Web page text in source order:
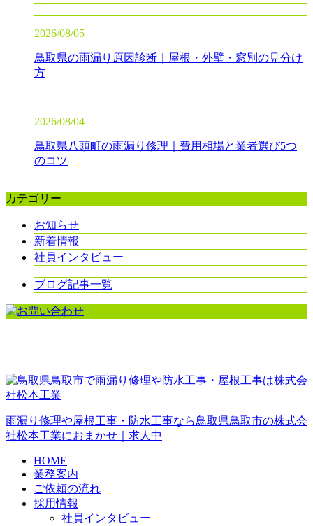
2026/08/05
鳥取県の雨漏り原因診断｜屋根・外壁・窓別の見分け
方
2026/08/04
鳥取県八頭町の雨漏り修理｜費用相場と業者選び5つ
のコツ
カテゴリー
お知らせ
新着情報
社員インタビュー
ブログ記事一覧
雨漏り修理や屋根工事・防水工事なら鳥取県鳥取市の株式会
社松本工業におまかせ｜求人中
HOME
業務案内
ご依頼の流れ
採用情報
社員インタビュー